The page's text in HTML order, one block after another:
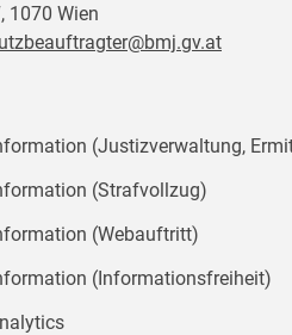
1070 Wien
(Justizverwaltung,
(Strafvollzug)
(Webauftritt)
(Informationsfreiheit)